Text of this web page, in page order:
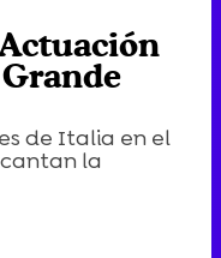
de Italia en el
cantan la